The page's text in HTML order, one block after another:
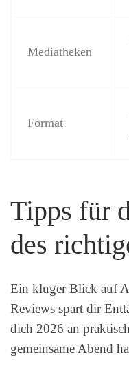
Mediatheken
Format
Tipps für
des
Ein kluger Blick auf
Reviews spart dir
dich 2026 an
gemeinsame Abend